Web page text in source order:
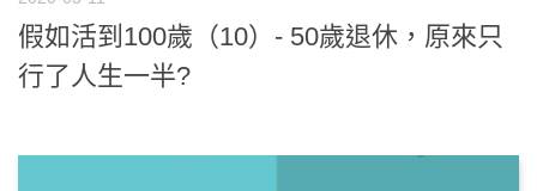
假如活到100歲（10）- 50歲退休，原來只
行了人生一半?